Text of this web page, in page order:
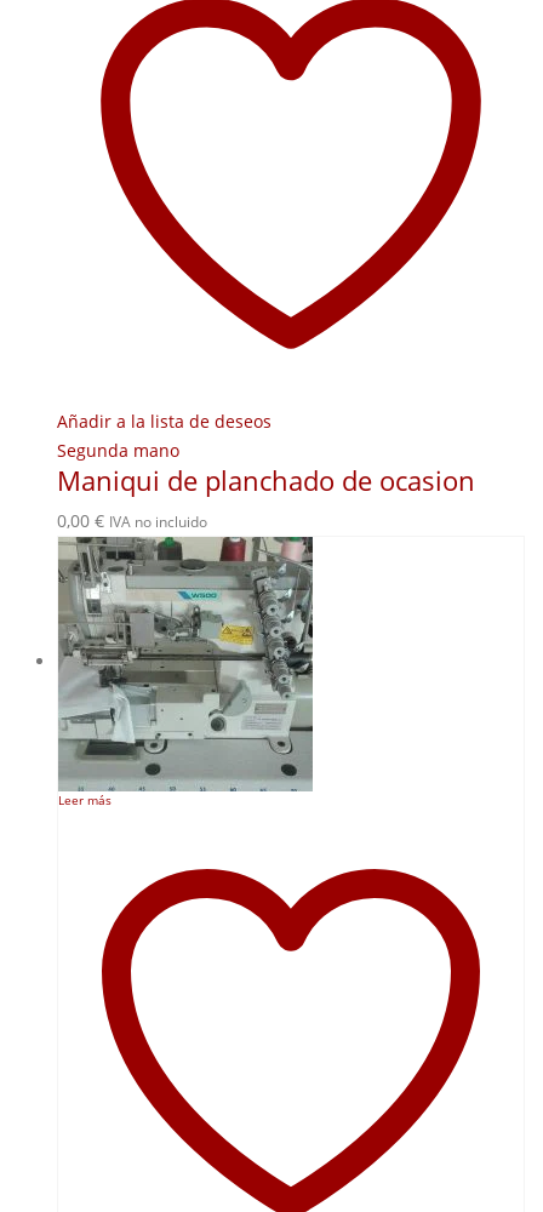
Añadir a la lista de deseos
Segunda mano
Maniqui de planchado de ocasion
0,00 € IVA no incluido
Leer más